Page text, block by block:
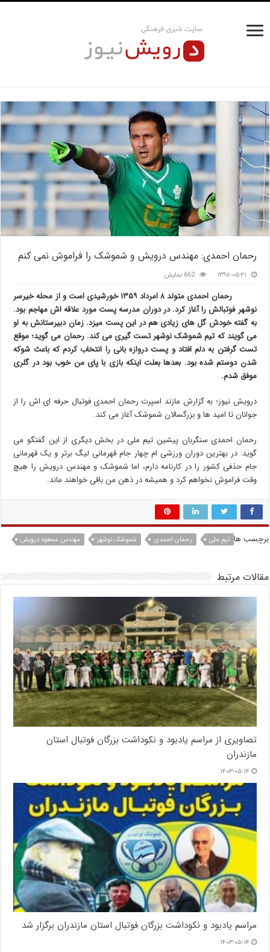
رحمان احمدی: مهندس درویش و شموشک را فراموش نمی کنم
۱۳۹۸-۰۵-۲۱ 662 نمایش
رحمان احمدی متولد ۸ امرداد ۱۳۵۹ خورشیدی است و از محله خیرسر
نوشهر فوتبالش را آغاز کرد. در دوران مدرسه پست مورد علاقه اش مهاجم بود.
به گفته خودش گل های زیادی هم در این پست میزد. زمان دبیرستانش به او
می گویند که تیم شموشک نوشهر تست گیری می کند. رحمان می گوید؛ موقع
تست گرفتن به دلم افتاد و پست دروازه بانی را انتخاب کردم که باعث شوکه
شدن دوستم شده بود. بعدها بعلت اینکه بازی با پای من خوب بود در گلری
موفق شدم.
درویش نیوز؛ به گزارش مازند اسپرت رحمان احمدی فوتبال حرفه ای اش را از
جوانان تا امید ها و بزرگسالان شموشک آغاز می کند.
رحمان احمدی سنگربان پیشین تیم ملی در بخش دیگری از این گفتگو می
گوید: در بهترین دوران ورزشی ام چهار جام قهرمانی لیگ برتر و یک قهرمانی
جام حذفی کشور را در کارنامه دارم، اما شموشک و مهندس درویش را هیچ
وقت فراموش نخواهم کرد و همیشه در ذهن من باقی خواهند ماند.
برچسب ها تیم ملی رحمان احمدی شموشک نوشهر مهندس مسعود درویش
مقالات مرتبط
تصاویری از مراسم یادبود و نکوداشت بزرگان فوتبال استان
مازندران
۱۴۰۳-۰۵-۱۴
مراسم یادبود و نکوداشت بزرگان فوتبال استان مازندران برگزار شد
۱۴۰۳-۰۵-۱۴